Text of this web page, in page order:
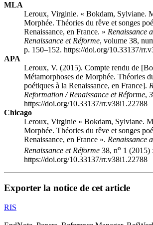
MLA
Leroux, Virginie. « Bokdam, Sylviane.
Morphée. Théories du rêve et songes
Renaissance, en France. » Renaissance
Renaissance et Réforme, volume 38,
p. 150–152. https://doi.org/10.33137/
APA
Leroux, V. (2015). Compte rendu de
Métamorphoses de Morphée. Théories
poétiques à la Renaissance, en France].
Reformation / Renaissance et Réforme,
https://doi.org/10.33137/rr.v38i1.22788
Chicago
Leroux, Virginie « Bokdam, Sylviane.
Morphée. Théories du rêve et songes
Renaissance, en France ». Renaissance
Renaissance et Réforme 38, no 1 (2015)
https://doi.org/10.33137/rr.v38i1.22788
Exporter la notice de cet article
RIS